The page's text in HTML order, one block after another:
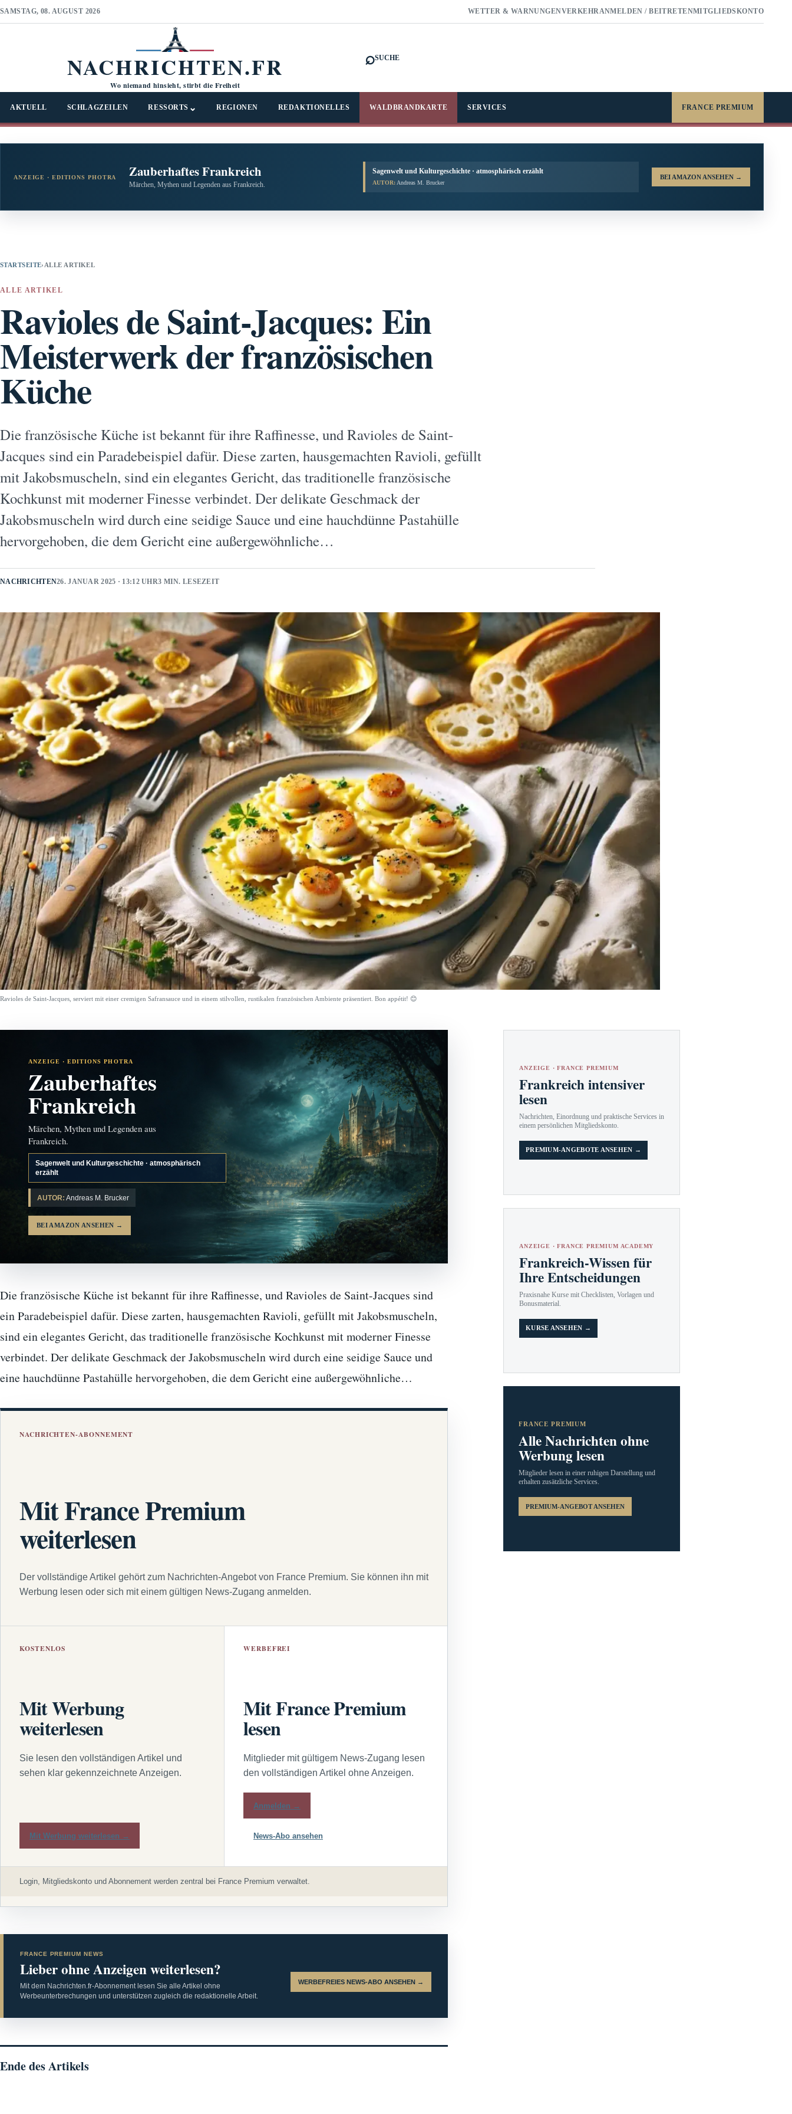
SAMSTAG, 08. AUGUST 2026 WETTER & WARNUNGENVERKEHRANMELDEN / BEITRETENMITGLIEDSKONTO
NACHRICHTEN.FR
Wo niemand hinsieht, stirbt die Freiheit
⌕SUCHE
AKTUELL SCHLAGZEILEN RESSORTS ⌄ REGIONEN REDAKTIONELLES WALDBRANDKARTE SERVICES FRANCE PREMIUM
ANZEIGE · EDITIONS PHOTRA Zauberhaftes Frankreich
Märchen, Mythen und Legenden aus Frankreich.
Sagenwelt und Kulturgeschichte · atmosphärisch erzählt
AUTOR:Andreas M. Brucker
BEI AMAZON ANSEHEN →
STARTSEITE› ALLE ARTIKEL
ALLE ARTIKEL
Ravioles de Saint-Jacques: Ein
Meisterwerk der französischen
Küche
Die französische Küche ist bekannt für ihre Raffinesse, und Ravioles de Saint-
Jacques sind ein Paradebeispiel dafür. Diese zarten, hausgemachten Ravioli, gefüllt
mit Jakobsmuscheln, sind ein elegantes Gericht, das traditionelle französische
Kochkunst mit moderner Finesse verbindet. Der delikate Geschmack der
Jakobsmuscheln wird durch eine seidige Sauce und eine hauchdünne Pastahülle
hervorgehoben, die dem Gericht eine außergewöhnliche…
NACHRICHTEN26. JANUAR 2025 · 13:12 UHR3 MIN. LESEZEIT
Ravioles de Saint-Jacques, serviert mit einer cremigen Safransauce und in einem stilvollen, rustikalen französischen Ambiente präsentiert. Bon appétit! 😊
ANZEIGE · EDITIONS PHOTRA
Zauberhaftes
Frankreich
Märchen, Mythen und Legenden aus
Frankreich.
Sagenwelt und Kulturgeschichte · atmosphärisch
erzählt
AUTOR: Andreas M. Brucker
BEI AMAZON ANSEHEN →
Die französische Küche ist bekannt für ihre Raffinesse, und Ravioles de Saint-Jacques sind
ein Paradebeispiel dafür. Diese zarten, hausgemachten Ravioli, gefüllt mit Jakobsmuscheln,
sind ein elegantes Gericht, das traditionelle französische Kochkunst mit moderner Finesse
verbindet. Der delikate Geschmack der Jakobsmuscheln wird durch eine seidige Sauce und
eine hauchdünne Pastahülle hervorgehoben, die dem Gericht eine außergewöhnliche…
NACHRICHTEN-ABONNEMENT
Mit France Premium
weiterlesen
Der vollständige Artikel gehört zum Nachrichten-Angebot von France Premium. Sie können ihn mit
Werbung lesen oder sich mit einem gültigen News-Zugang anmelden.
KOSTENLOS
Mit Werbung
weiterlesen
Sie lesen den vollständigen Artikel und
sehen klar gekennzeichnete Anzeigen.
Mit Werbung weiterlesen →
WERBEFREI
Mit France Premium
lesen
Mitglieder mit gültigem News-Zugang lesen
den vollständigen Artikel ohne Anzeigen.
Anmelden →
News-Abo ansehen
Login, Mitgliedskonto und Abonnement werden zentral bei France Premium verwaltet.
FRANCE PREMIUM NEWS
Lieber ohne Anzeigen weiterlesen?
Mit dem Nachrichten.fr-Abonnement lesen Sie alle Artikel ohne
Werbeunterbrechungen und unterstützen zugleich die redaktionelle Arbeit.
WERBEFREIES NEWS-ABO ANSEHEN →
Ende des Artikels
ANZEIGE · FRANCE PREMIUM
Frankreich intensiver
lesen
Nachrichten, Einordnung und praktische Services in
einem persönlichen Mitgliedskonto.
PREMIUM-ANGEBOTE ANSEHEN →
ANZEIGE · FRANCE PREMIUM ACADEMY
Frankreich-Wissen für
Ihre Entscheidungen
Praxisnahe Kurse mit Checklisten, Vorlagen und
Bonusmaterial.
KURSE ANSEHEN →
FRANCE PREMIUM
Alle Nachrichten ohne
Werbung lesen
Mitglieder lesen in einer ruhigen Darstellung und
erhalten zusätzliche Services.
PREMIUM-ANGEBOT ANSEHEN